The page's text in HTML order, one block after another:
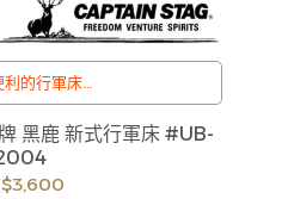
利的行軍床
意事項 :
共用庫存，偶有下單後缺貨
您聯繫交期或更換商品，如
黑鹿 新式行軍床 #UB-